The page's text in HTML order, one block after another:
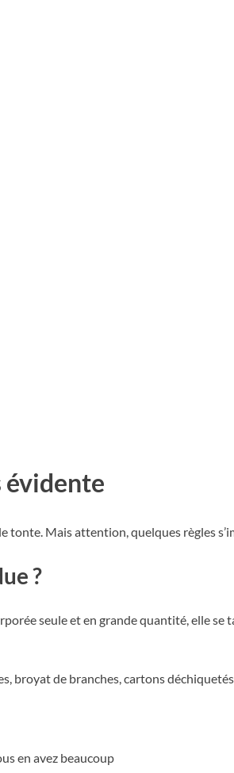
évidente
tonte. Mais attention, quelques règles
?
seule et en grande quantité, elle
broyat de branches, cartons
en avez beaucoup